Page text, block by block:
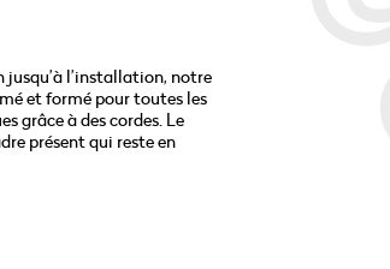
jusqu’à l’installation, notre
et formé pour toutes les
grâce à des cordes. Le
présent qui reste en